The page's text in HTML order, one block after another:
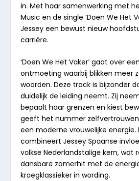
in. Met haar samenwerking met
Music en de single ‘Doen We Het
Jessey een bewust nieuw
carrière.
‘Doen We Het Vaker’ gaat over
ontmoeting waarbij blikken meer
woorden. Deze track is bijzonder
duidelijk de leiding neemt. Zij
bepaalt haar grenzen en kiest
geeft het nummer
een moderne vrouwelijke energie.
combineert Jessey Spaanse
volkse Nederlandstalige kern, wat
dansbare zomerhit met de
kroegklassieker in wording.